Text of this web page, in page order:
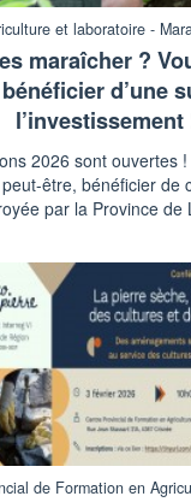
et laboratoire -
maraîcher ?
d’une
l’investissement
2026 sont ouvertes
être, bénéficier de
par la Province de
de Formation en